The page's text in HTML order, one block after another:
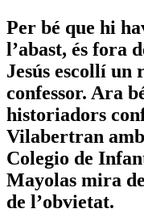
Per bé que hi
l’abast, és fora
Jesús escollí un
confessor. Ara
historiadors
Vilabertran
Colegio de
Mayolas mira
de l’obvietat.